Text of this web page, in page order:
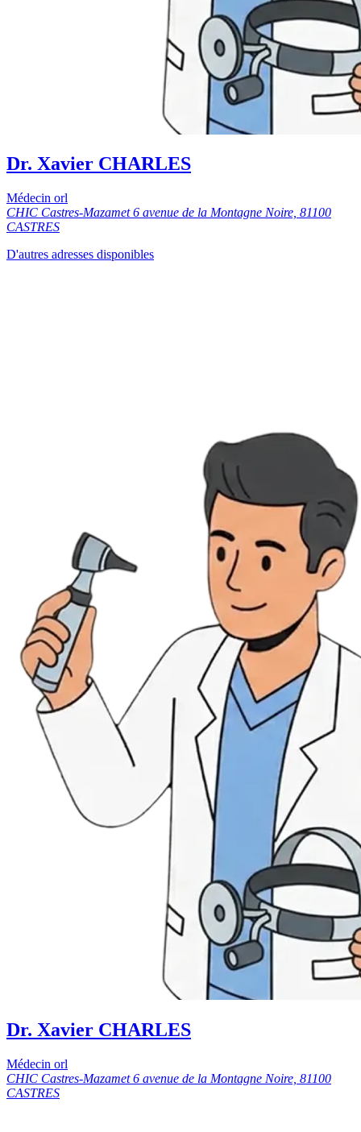
Dr. Xavier CHARLES
Médecin orl
CHIC Castres-Mazamet 6 avenue de la Montagne Noire, 81100
CASTRES
D'autres adresses disponibles
Dr. Xavier CHARLES
Médecin orl
CHIC Castres-Mazamet 6 avenue de la Montagne Noire, 81100
CASTRES